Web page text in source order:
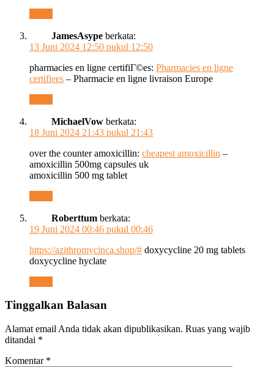
JamesAsype berkata:
13 Juni 2024 12:50 pukul 12:50
pharmacies en ligne certifiГ©es: Pharmacies en ligne
certifiees – Pharmacie en ligne livraison Europe
MichaelVow berkata:
18 Juni 2024 21:43 pukul 21:43
over the counter amoxicillin: cheapest amoxicillin –
amoxicillin 500mg capsules uk
amoxicillin 500 mg tablet
Roberttum berkata:
19 Juni 2024 00:46 pukul 00:46
https://azithromycinca.shop/# doxycycline 20 mg tablets
doxycycline hyclate
Tinggalkan Balasan
Alamat email Anda tidak akan dipublikasikan. Ruas yang wajib
ditandai *
Komentar *